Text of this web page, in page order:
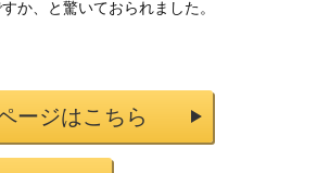
か、と驚いておられました。
ージはこちら